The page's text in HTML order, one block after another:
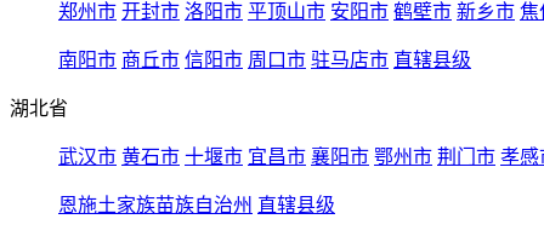
郑州市 开封市 洛阳市 平顶山市 安阳市 鹤壁市 新乡市 焦
南阳市 商丘市 信阳市 周口市 驻马店市 直辖县级
湖北省
武汉市 黄石市 十堰市 宜昌市 襄阳市 鄂州市 荆门市 孝感
恩施土家族苗族自治州 直辖县级